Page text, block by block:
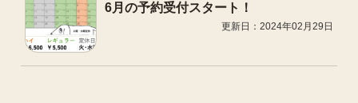
6月の予約受付スタート！
更新日：2024年02月29日